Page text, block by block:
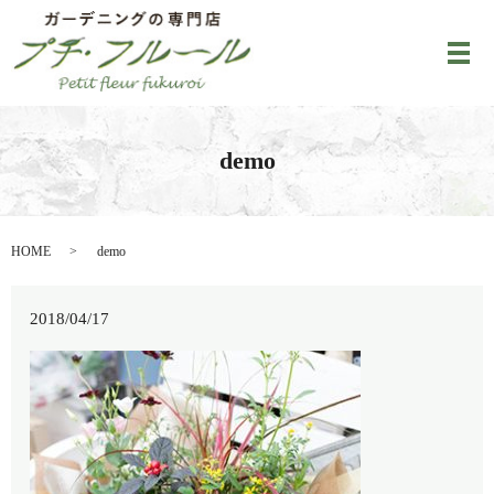
メ
demo
HOME demo
2018/04/17